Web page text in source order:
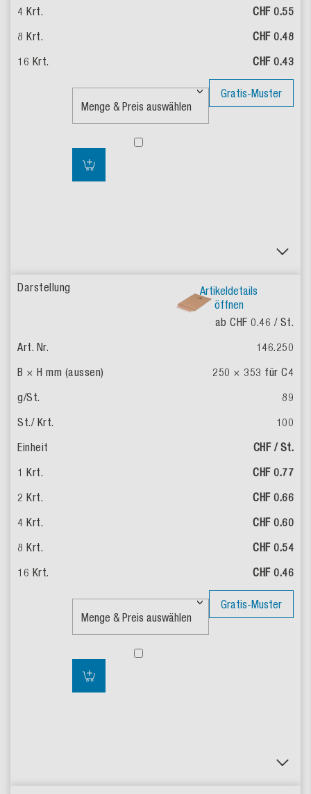
CHF 0.55
CHF 0.48
CHF 0.43
Gratis-Muster
Artikeldetails
öffnen
ab CHF 0.46 / St.
146.250
250 × 353 für C4
89
100
CHF / St.
CHF 0.77
CHF 0.66
CHF 0.60
CHF 0.54
CHF 0.46
Gratis-Muster